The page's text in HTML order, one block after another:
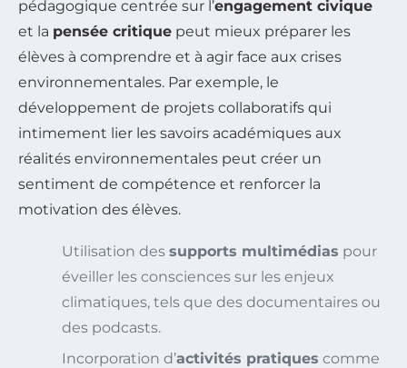
pédagogique centrée sur l’engagement civique
et la pensée critique peut mieux préparer les
élèves à comprendre et à agir face aux crises
environnementales. Par exemple, le
développement de projets collaboratifs qui
intimement lier les savoirs académiques aux
réalités environnementales peut créer un
sentiment de compétence et renforcer la
motivation des élèves.
Utilisation des supports multimédias pour
éveiller les consciences sur les enjeux
climatiques, tels que des documentaires ou
des podcasts.
Incorporation d’activités pratiques comme